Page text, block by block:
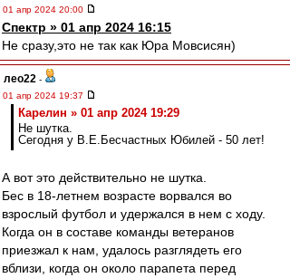
01 апр 2024 20:00
Спектр » 01 апр 2024 16:15
Не сразу,это не так как Юра Мовсисян)
лео22 -
01 апр 2024 19:37
Карелин » 01 апр 2024 19:29
Не шутка.
Сегодня у В.Е.Бесчастных Юбилей - 50 лет!
А вот это действительно не шутка.
Бес в 18-летнем возрасте ворвался во
взрослый футбол и удержался в нем с ходу.
Когда он в составе команды ветеранов
приезжал к нам, удалось разглядеть его
вблизи, когда он около парапета перед